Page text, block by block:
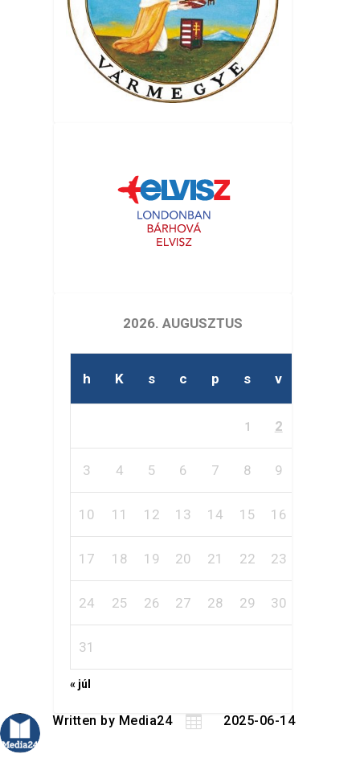
2026. AUGUSZTUS
h K s c p s v
1 2
3 4 5 6 7 8 9
10 11 12 13 14 15 16
17 18 19 20 21 22 23
24 25 26 27 28 29 30
31
« júl
Written by Media24  2025-06-14